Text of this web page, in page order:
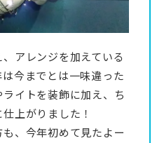
アレンジを加えている
今までとは一味違った
イトを装飾に加え、ち
上がりました！
、今年初めて見たよー